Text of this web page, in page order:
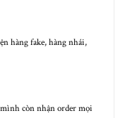
hàng fake, hàng nhái,
còn nhận order mọi